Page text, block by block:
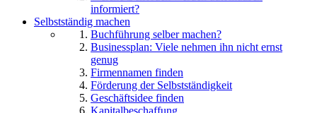
informiert?
Selbstständig machen
Buchführung selber machen?
Businessplan: Viele nehmen ihn nicht ernst
genug
Firmennamen finden
Förderung der Selbstständigkeit
Geschäftsidee finden
Kapitalbeschaffung